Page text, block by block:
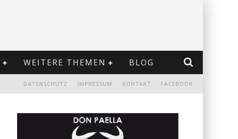
WEITERE THEMEN BLOG
FACEBOOK
KONTAKT
IMPRESSUM
DATENSCHUTZ